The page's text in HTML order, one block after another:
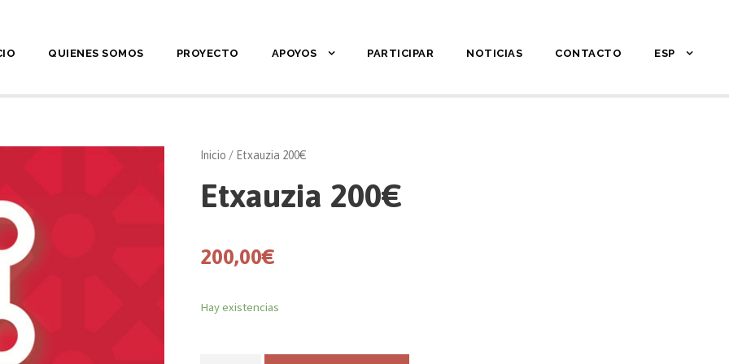
QUIENES SOMOS PROYECTO APOYOS PARTICIPAR NOTICIAS CONTACTO ESP
Inicio / Etxauzia 200€
Etxauzia 200€
200,00€
Hay existencias